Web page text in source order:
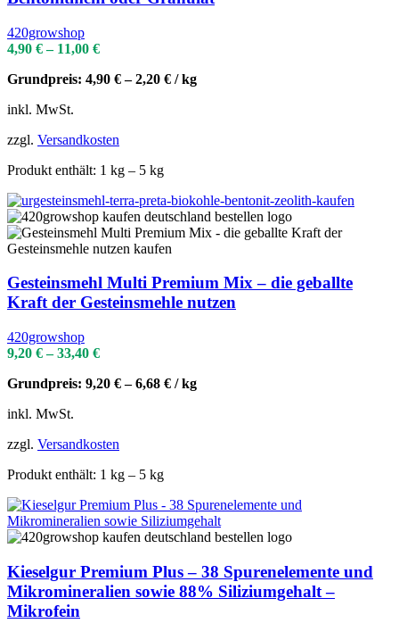
420growshop
4,90 €– 11,00 €
Grundpreis: 4,90 €–2,20 € /kg
inkl. MwSt.
zzgl. Versandkosten
Produkt enthält: 1 kg – 5 kg
Gesteinsmehl Multi Premium Mix – die geballte
Kraft der Gesteinsmehle nutzen
420growshop
9,20 €–33,40 €
Grundpreis: 9,20 €–6,68 € /kg
inkl. MwSt.
zzgl. Versandkosten
Produkt enthält: 1 kg – 5 kg
Kieselgur Premium Plus – 38 Spurenelemente und
Mikromineralien sowie 88% Siliziumgehalt –
Mikrofein